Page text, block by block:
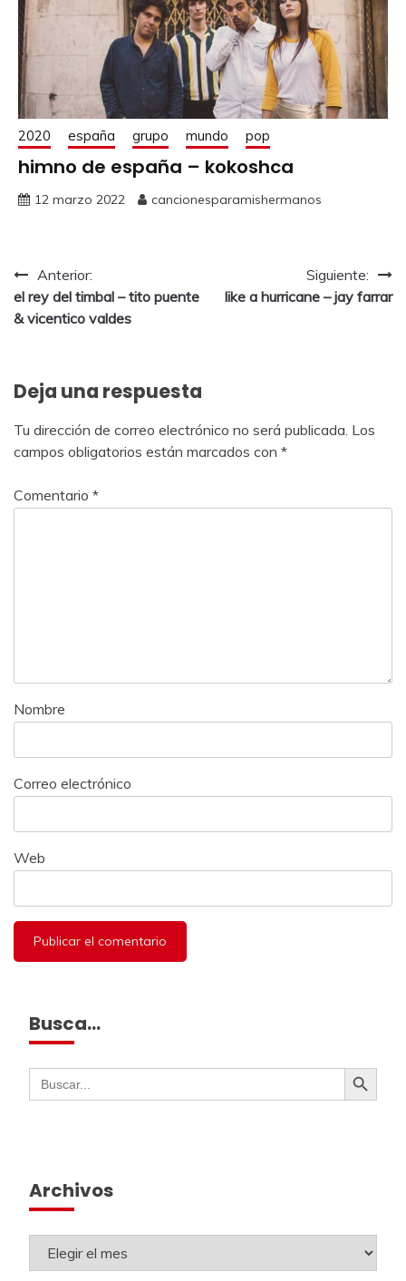
2020 españa grupo mundo pop
himno de españa – kokoshca
12 marzo 2022 cancionesparamishermanos
Anterior:
el rey del timbal – tito puente
& vicentico valdes
Siguiente:
like a hurricane – jay farrar
Deja una respuesta
Tu dirección de correo electrónico no será publicada. Los
campos obligatorios están marcados con *
Comentario *
Nombre
Correo electrónico
Web
Busca…
Buscar: Botón de búsqueda
Archivos